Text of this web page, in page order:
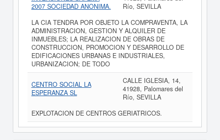
2007 SOCIEDAD ANONIMA.
Río, SEVILLA
LA CIA TENDRA POR OBJETO LA COMPRAVENTA, LA
ADMINISTRACION, GESTION Y ALQUILER DE
INMUEBLES; LA REALIZACION DE OBRAS DE
CONSTRUCCION, PROMOCION Y DESARROLLO DE
EDIFICACIONES URBANAS E INDUSTRIALES,
URBANIZACION; DE TODO
CENTRO SOCIAL LA
ESPERANZA SL
CALLE IGLESIA, 14,
41928, Palomares del
Río, SEVILLA
EXPLOTACION DE CENTROS GERIATRICOS.